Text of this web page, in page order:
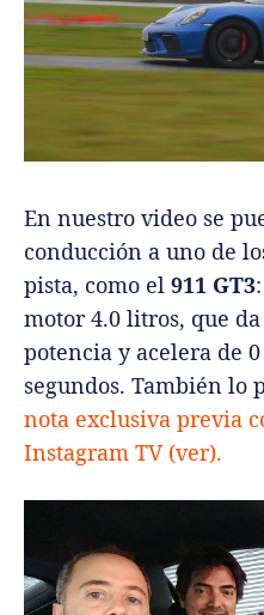
En nuestro video se
conducción a uno de
pista, como el 911 GT3
motor 4.0 litros, que
potencia y acelera de
segundos. También lo
nota exclusiva previa
Instagram TV (ver).